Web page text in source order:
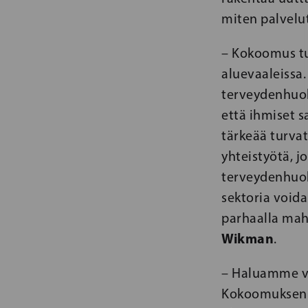
miten
– Kokoomus
että ihmiset
tärkeää
yhteistyötä,
sektoria
parhaalla
Wikman.
– Haluamme